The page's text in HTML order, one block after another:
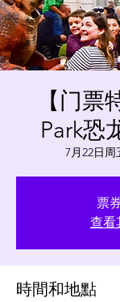
【门票
Park恐
7月22日周
票
查看
時間和地點